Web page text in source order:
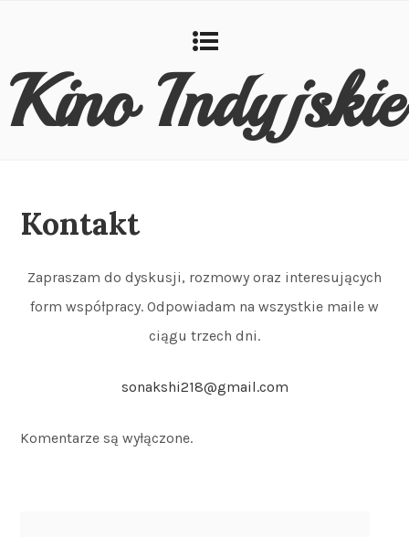
Kino Indyjskie
Kontakt
Zapraszam do dyskusji, rozmowy oraz interesujących
form współpracy. Odpowiadam na wszystkie maile w
ciągu trzech dni.
sonakshi218@gmail.com
Komentarze są wyłączone.